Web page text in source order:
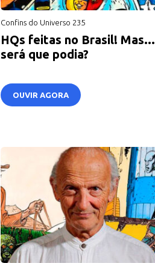
Confins do Universo 235
HQs feitas no Brasil! Mas...
será que podia?
OUVIR AGORA